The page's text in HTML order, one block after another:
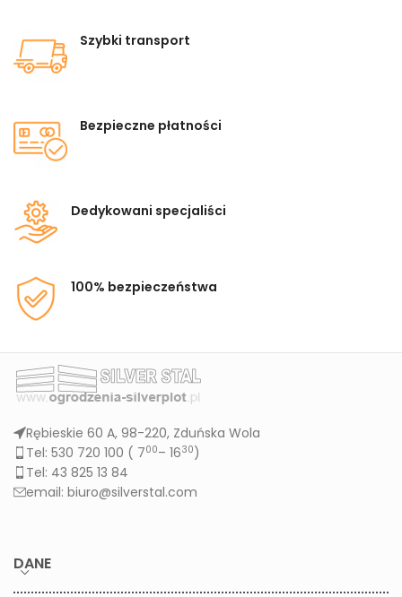
Szybki transport
Bezpieczne płatności
Dedykowani specjaliści
100% bezpieczeństwa
Rębieskie 60 A, 98-220, Zduńska Wola
Tel: 530 720 100 ( 700– 1630)
Tel: 43 825 13 84
email: biuro@silverstal.com
DANE